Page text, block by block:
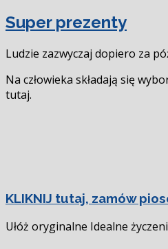
Super prezenty
Ludzie zazwyczaj dopiero za
Na człowieka składają się
tutaj.
KLIKNIJ tutaj, zamów
Ułóż oryginalne Idealne